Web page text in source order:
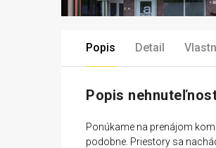
Popis Detail
Popis
Ponúkame na prenájom
podobne. Priestory sa